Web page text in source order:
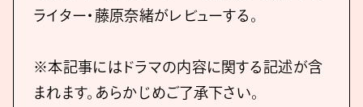
ライター・藤原奈緒がレビューする。
※本記事にはドラマの内容に関する記述が含
まれます。あらかじめご了承下さい。